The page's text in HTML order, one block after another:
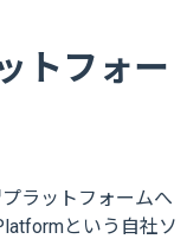
トフォー
ラットフォームへ
という自社ソ